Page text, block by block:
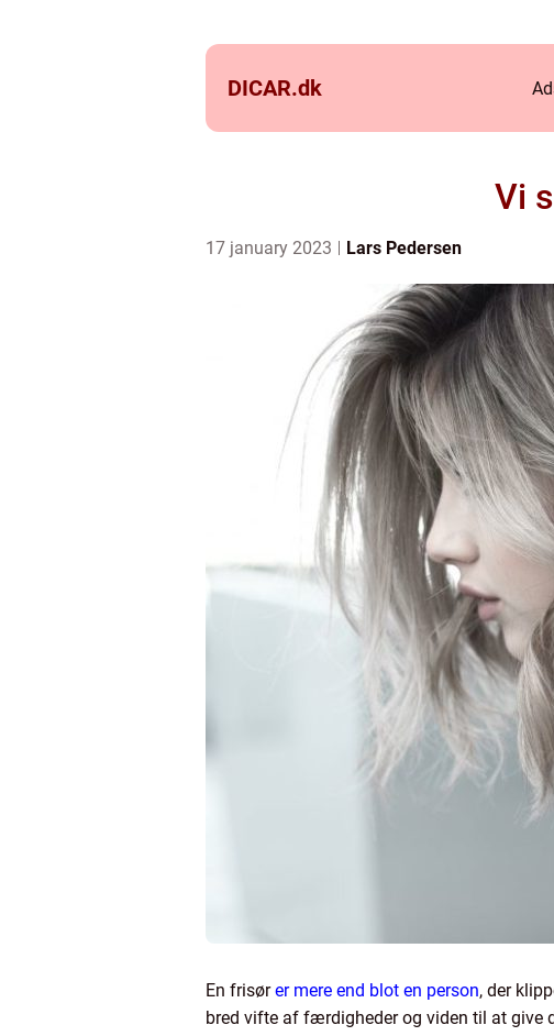
DICAR.dk
Vi
17 january 2023 Lars Pedersen
En frisører mere end blot en person, der
bred vifte af færdigheder og viden til at give